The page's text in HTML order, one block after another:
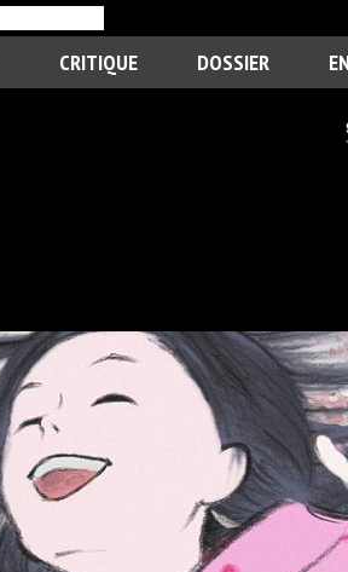
CRITIQUE DOSSIER